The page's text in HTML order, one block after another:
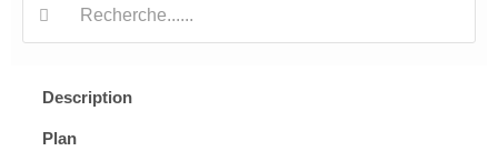
Description
Plan